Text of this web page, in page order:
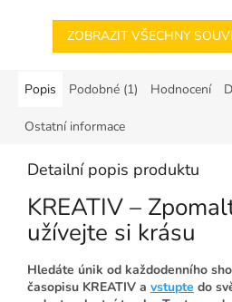
ZOBRAZIT VŠECHNY
Popis Podobné (1) Hodnocení
Ostatní informace
Detailní popis produktu
KREATIV –
užívejte si krásu
Hledáte únik od každodenního
časopisu KREATIV a vstupte do